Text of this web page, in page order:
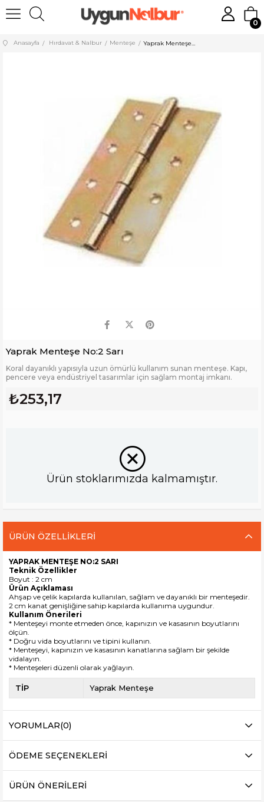
0
Anasayfa Hırdavat & Nalbur Menteşe
Yaprak Menteşe No:2 Sarı
Koral dayanıklı yapısıyla uzun ömürlü kullanım sunan menteşe. Kapı,
pencere veya endüstriyel tasarımlar için sağlam montaj imkanı.
₺253,17
Ürün stoklarımızda kalmamıştır.
ÜRÜN ÖZELLIKLERI
YAPRAK MENTEŞE NO:2 SARI
Teknik Özellikler
Boyut : 2 cm
Ürün Açıklaması
Ahşap ve çelik kapılarda kullanılan, sağlam ve dayanıklı bir menteşedir.
2 cm kanat genişliğine sahip kapılarda kullanıma uygundur.
Kullanım Önerileri
* Menteşeyi monte etmeden önce, kapınızın ve kasasının boyutlarını
ölçün.
* Doğru vida boyutlarını ve tipini kullanın.
* Menteşeyi, kapınızın ve kasasının kanatlarına sağlam bir şekilde
vidalayın.
* Menteşeleri düzenli olarak yağlayın.
TİP Yaprak Menteşe
YORUMLAR(0)
ÖDEME SEÇENEKLERI
ÜRÜN ÖNERILERI